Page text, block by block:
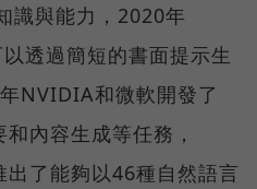
識與能力，2020年
透過簡短的書面提示生
NVIDIA和微軟開發了
內容生成等任務，
了能夠以46種自然語言